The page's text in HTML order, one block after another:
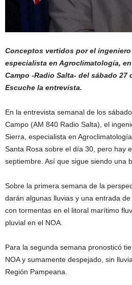
Conceptos vertidos por el ingeniero
especialista en Agroclimatología,
Campo -Radio Salta- del sábado 27
Escuche la entrevista.
En la entrevista semanal de los
Campo (AM 840 Radio Salta), el
Sierra, especialista en
Santa Rosa sobre el día 30, pero hay
septiembre. Así que sigue siendo una
Sobre la primera semana de la
darán algunas lluvias y una entrada
con tormentas en el litoral marítimo
pluvial en el NOA.
Para la segunda semana pronosticó
NOA y sumamente despejado, sin
Región Pampeana.